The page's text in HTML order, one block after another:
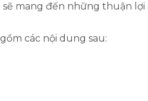
mang đến những thuận lợi
các nội dung sau: